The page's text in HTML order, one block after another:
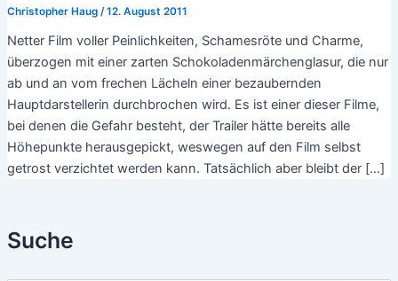
Suche
Christopher Haug /12. August 2011
Netter Film voller Peinlichkeiten, Schamesröte und Charme,
überzogen mit einer zarten Schokoladenmärchenglasur, die nur
ab und an vom frechen Lächeln einer bezaubernden
Hauptdarstellerin durchbrochen wird. Es ist einer dieser Filme,
bei denen die Gefahr besteht, der Trailer hätte bereits alle
Höhepunkte herausgepickt, weswegen auf den Film selbst
getrost verzichtet werden kann. Tatsächlich aber bleibt der […]